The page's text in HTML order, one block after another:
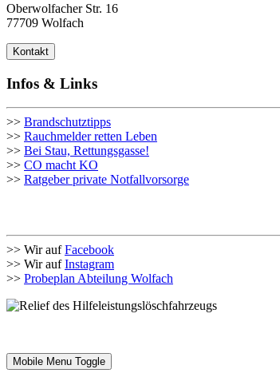
Oberwolfacher Str. 16
77709 Wolfach
Kontakt
Infos & Links
>> Brandschutztipps
>> Rauchmelder retten Leben
>> Bei Stau, Rettungsgasse!
>> CO macht KO
>> Ratgeber private Notfallvorsorge
>> Wir aufFacebook
>> Wir aufInstagram
>> Probeplan Abteilung Wolfach
Mobile Menu Toggle